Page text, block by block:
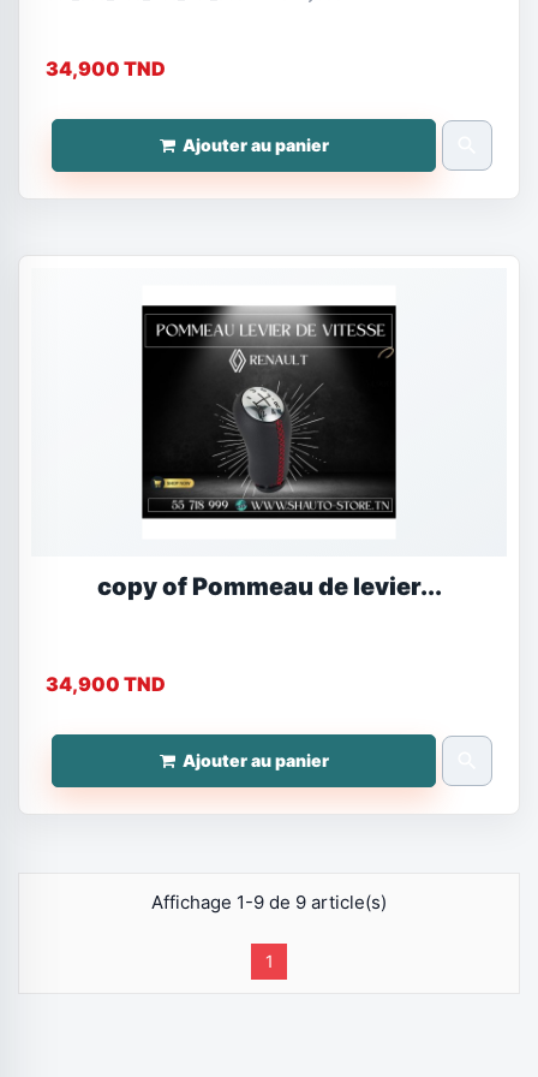
34,900 TND
Ajouter au panier
copy of Pommeau de levier...
34,900 TND
Ajouter au panier
Affichage 1-9 de 9 article(s)
1